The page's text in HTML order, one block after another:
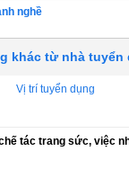
nghề
khác từ nhà tuyển
Vị trí tuyển dụng
tác trang sức, việc